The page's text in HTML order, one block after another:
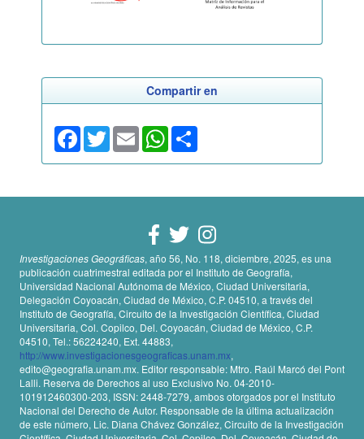
Compartir en
Facebook
TwitterEmail WhatsApp
Investigaciones Geográficas, año 56, No. 118, diciembre, 2025, es una
publicación cuatrimestral editada por el Instituto de Geografía,
Universidad Nacional Autónoma de México, Ciudad Universitaria,
Delegación Coyoacán, Ciudad de México, C.P. 04510, a través del
Instituto de Geografía, Circuito de la Investigación Científica, Ciudad
Universitaria, Col. Copilco, Del. Coyoacán, Ciudad de México, C.P.
04510, Tel.: 56224240, Ext. 44883,
http://www.investigacionesgeograficas.unam.mx,
edito@geografia.unam.mx. Editor responsable: Mtro. Raúl Marcó del Pont
Lalli. Reserva de Derechos al uso Exclusivo No. 04-2010-
101912460300-203, ISSN: 2448-7279, ambos otorgados por el Instituto
Nacional del Derecho de Autor. Responsable de la última actualización
de este número, Lic. Diana Chávez González, Circuito de la Investigación